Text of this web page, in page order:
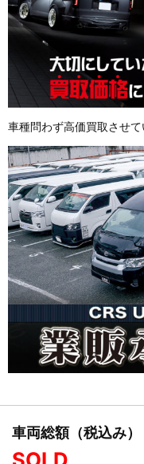
車種問わず高価買取させて
車両総額（税込み）